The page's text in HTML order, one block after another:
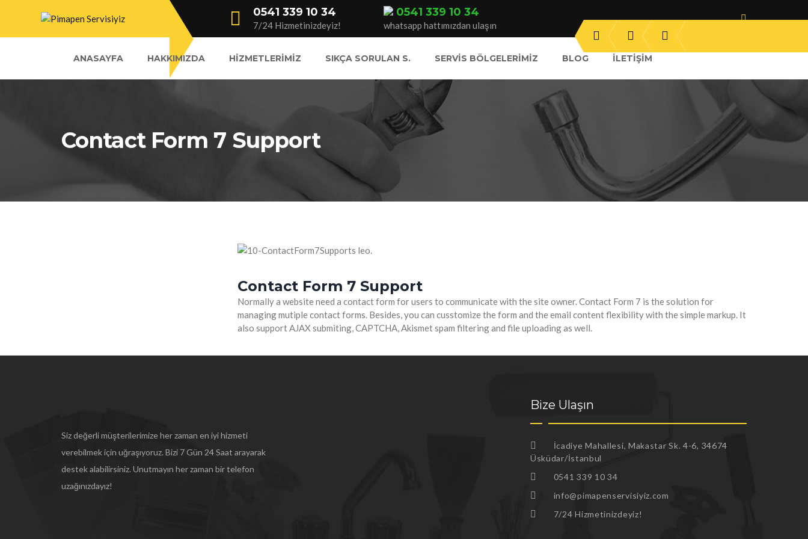
0541 339 10 34
7/24 Hizmetinizdeyiz!
0541 339 10 34
whatsapp hattımızdan ulaşın
ANASAYFA HAKKIMIZDA HIZMETLERIMIZ SIKÇA SORULAN S. SERVIS BÖLGELERIMIZ BLOG İLETIŞIM
Contact Form 7 Support
s leo.
Contact Form 7 Support
Normally a website need a contact form for users to communicate with the site owner. Contact Form 7 is the solution for
managing mutiple contact forms. Besides, you can cusstomize the form and the email content flexibility with the simple markup. It
also support AJAX submiting, CAPTCHA, Akismet spam filtering and file uploading as well.
Siz değerli müşterilerimize her zaman en iyi hizmeti
verebilmek için uğraşıyoruz. Bizi 7 Gün 24 Saat arayarak
destek alabilirsiniz. Unutmayın her zaman bir telefon
uzağınızdayız!
Bize Ulaşın
İcadiye Mahallesi, Makastar Sk. 4-6, 34674
Üsküdar/İstanbul
0541 339 10 34
info@pimapenservisiyiz.com
7/24 Hizmetinizdeyiz!